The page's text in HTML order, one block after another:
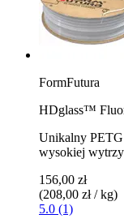
FormFutura
HDglass™
Unikalny PETG
wysokiej
156,00 zł
(208,00 zł / kg)
5.0 (1)